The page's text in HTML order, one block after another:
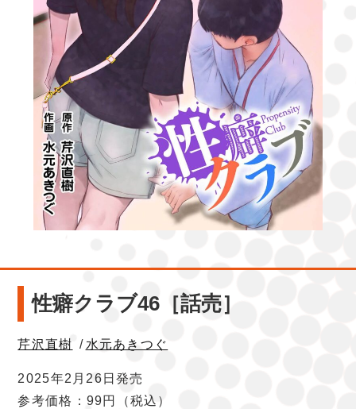
性癖クラブ46［話売］
芹沢直樹 / 水元あきつぐ
2025年2月26日発売
参考価格：99円
（税込）